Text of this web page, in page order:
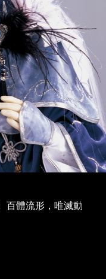
百體流形，唯滅動